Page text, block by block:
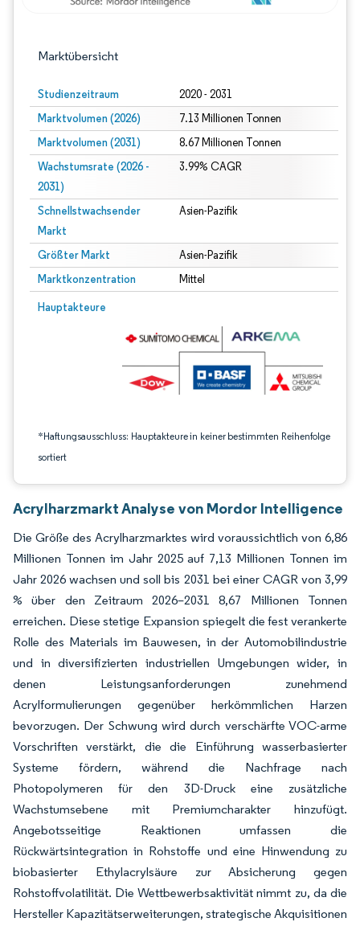
Marktübersicht
Studienzeitraum 2020 - 2031
Marktvolumen (2026) 7.13 Millionen Tonnen
Marktvolumen (2031) 8.67 Millionen Tonnen
Wachstumsrate (2026 -
2031)
3.99% CAGR
Schnellstwachsender
Markt
Asien-Pazifik
Größter Markt Asien-Pazifik
Marktkonzentration Mittel
Hauptakteure
*Haftungsausschluss: Hauptakteure in keiner bestimmten Reihenfolge
sortiert
Bild © Mordor Intelligence. Wiederverwendung erfordert Namensnennung
Acrylharzmarkt Analyse von Mordor Intelligence
Die Größe des Acrylharzmarktes wird voraussichtlich von 6,86
Millionen Tonnen im Jahr 2025 auf 7,13 Millionen Tonnen im
Jahr 2026 wachsen und soll bis 2031 bei einer CAGR von 3,99
% über den Zeitraum 2026–2031 8,67 Millionen Tonnen
erreichen. Diese stetige Expansion spiegelt die fest verankerte
Rolle des Materials im Bauwesen, in der Automobilindustrie
und in diversifizierten industriellen Umgebungen wider, in
denen Leistungsanforderungen zunehmend
Acrylformulierungen gegenüber herkömmlichen Harzen
bevorzugen. Der Schwung wird durch verschärfte VOC-arme
Vorschriften verstärkt, die die Einführung wasserbasierter
Systeme fördern, während die Nachfrage nach
Photopolymeren für den 3D-Druck eine zusätzliche
Wachstumsebene mit Premiumcharakter hinzufügt.
Angebotsseitige Reaktionen umfassen die
Rückwärtsintegration in Rohstoffe und eine Hinwendung zu
biobasierter Ethylacrylsäure zur Absicherung gegen
Rohstoffvolatilität. Die Wettbewerbsaktivität nimmt zu, da die
Hersteller Kapazitätserweiterungen, strategische Akquisitionen